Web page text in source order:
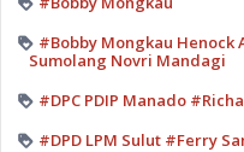
#Bobby Mongkau Henock
Sumolang Novri Mandagi
#DPC PDIP Manado
#DPD LPM Sulut #Ferry